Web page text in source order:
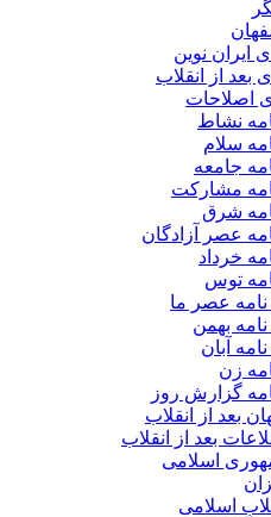
ایران نوین
بعد از انقلاب
اصلاحات
نشاط
سلام
جامعه
مشارکت
شرق
عصر آزادگان
خرداد
توس
نامه عصر ما
بهمن
آبان
زن
گزارش روز
بعد از انقلاب
بعد از انقلاب
اسلامی
اسلامی